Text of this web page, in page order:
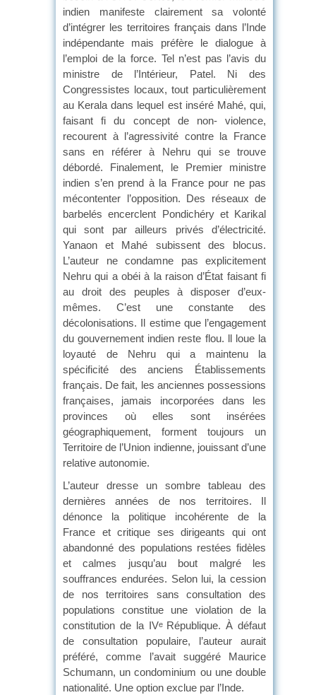
indien manifeste clairement sa volonté
d’intégrer les territoires français dans l’Inde
indépendante mais préfère le dialogue à
l’emploi de la force. Tel n’est pas l’avis du
ministre de l’Intérieur, Patel. Ni des
Congressistes locaux, tout particulièrement
au Kerala dans lequel est inséré Mahé, qui,
faisant fi du concept de non- violence,
recourent à l’agressivité contre la France
sans en référer à Nehru qui se trouve
débordé. Finalement, le Premier ministre
indien s’en prend à la France pour ne pas
mécontenter l’opposition. Des réseaux de
barbelés encerclent Pondichéry et Karikal
qui sont par ailleurs privés d’électricité.
Yanaon et Mahé subissent des blocus.
L’auteur ne condamne pas explicitement
Nehru qui a obéi à la raison d’État faisant fi
au droit des peuples à disposer d’eux-
mêmes. C’est une constante des
décolonisations. Il estime que l’engagement
du gouvernement indien reste flou. ll loue la
loyauté de Nehru qui a maintenu la
spécificité des anciens Établissements
français. De fait, les anciennes possessions
françaises, jamais incorporées dans les
provinces où elles sont insérées
géographiquement, forment toujours un
Territoire de l’Union indienne, jouissant d’une
relative autonomie.
L’auteur dresse un sombre tableau des
dernières années de nos territoires. Il
dénonce la politique incohérente de la
France et critique ses dirigeants qui ont
abandonné des populations restées fidèles
et calmes jusqu’au bout malgré les
souffrances endurées. Selon lui, la cession
de nos territoires sans consultation des
populations constitue une violation de la
constitution de la IVe République. À défaut
de consultation populaire, l’auteur aurait
préféré, comme l’avait suggéré Maurice
Schumann, un condominium ou une double
nationalité. Une option exclue par l’Inde.